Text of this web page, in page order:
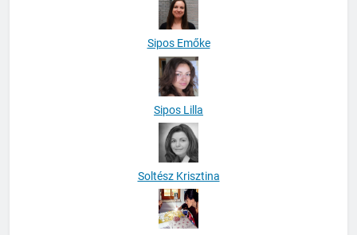
Sipos Emőke
Sipos Lilla
Soltész Krisztina